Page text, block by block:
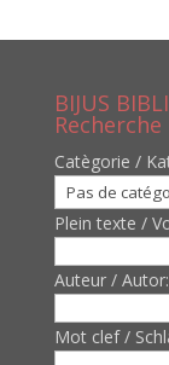
BIJUS
Recherche
Catègorie /
Plein texte /
Auteur / Autor:
Mot clef /